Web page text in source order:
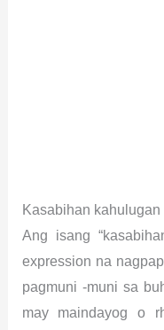
Kasabihan kahulugan
Ang isang
expression na
pagmuni -muni sa
may maindayog o